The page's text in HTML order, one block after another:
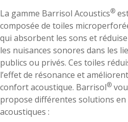
La gamme Barrisol Acoustics®
composée de toiles
qui absorbent les sons et
les nuisances sonores dans les
publics ou privés. Ces toiles
l’effet de résonance et
confort acoustique. Barrisol®
propose différentes solutions en
acoustiques :